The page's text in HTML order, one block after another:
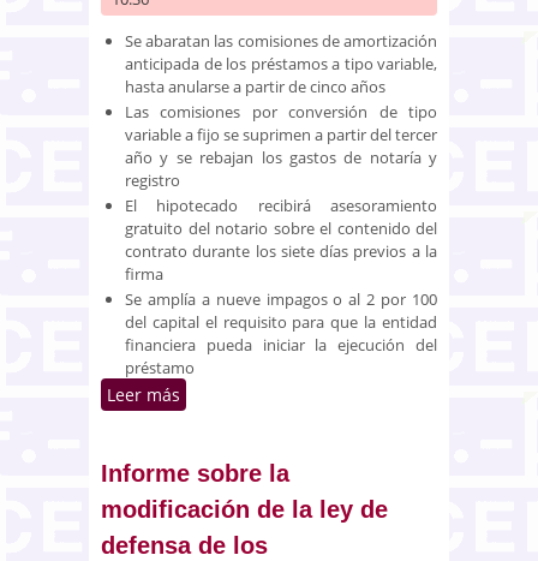
Se abaratan las comisiones de amortización
anticipada de los préstamos a tipo variable,
hasta anularse a partir de cinco años
Las comisiones por conversión de tipo
variable a fijo se suprimen a partir del tercer
año y se rebajan los gastos de notaría y
registro
El hipotecado recibirá asesoramiento
gratuito del notario sobre el contenido del
contrato durante los siete días previos a la
firma
Se amplía a nueve impagos o al 2 por 100
del capital el requisito para que la entidad
financiera pueda iniciar la ejecución del
préstamo
Leer más
créditos inmobiliarios
Informe sobre la
modificación de la ley de
defensa de los